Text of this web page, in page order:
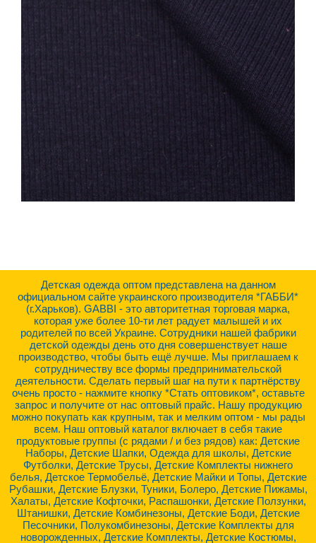
Детская одежда оптом представлена на данном
официальном сайте украинского производителя *ГАББИ*
(г.Харьков). GABBI - это авторитетная торговая марка,
которая уже более 10-ти лет радует малышей и их
родителей по всей Украине. Сотрудники нашей фабрики
детской одежды день ото дня совершенствует наше
производство, чтобы быть ещё лучше. Мы приглашаем к
сотрудничеству все формы предпринимательской
деятельности. Сделать первый шаг на пути к партнёрству
очень просто - нажмите кнопку *Стать оптовиком*, оставьте
запрос и получите от нас оптовый прайс. Нашу продукцию
можно покупать как крупным, так и мелким оптом - мы рады
всем. Наш оптовый каталог включает в себя такие
продуктовые группы (с рядами / и без рядов) как: Детские
Наборы, Детские Шапки, Одежда для школы, Детские
Футболки, Детские Трусы, Детские Комплекты нижнего
белья, Детское Термобельё, Детские Майки и Топы, Детские
Рубашки, Детские Блузки, Туники, Болеро, Детские Пижамы,
Халаты, Детские Кофточки, Распашонки, Детские Ползунки,
Штанишки, Детские Комбинезоны, Детские Боди, Детские
Песочники, Полукомбинезоны, Детские Комплекты для
новорожденных, Детские Комплекты, Детские Костюмы,